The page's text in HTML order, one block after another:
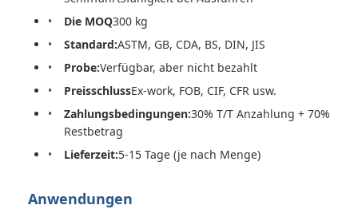
Die MOQ300 kg
Standard:ASTM, GB, CDA, BS, DIN, JIS
Probe:Verfügbar, aber nicht bezahlt
PreisschlussEx-work, FOB, CIF, CFR usw.
Zahlungsbedingungen:30% T/T Anzahlung + 70%
Restbetrag
Lieferzeit:5-15 Tage (je nach Menge)
Anwendungen